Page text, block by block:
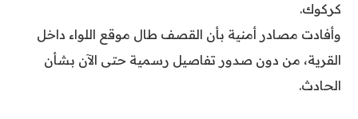
كركوك.
وأفادت مصادر أمنية بأن القصف طال موقع اللواء داخل
القرية، من دون صدور تفاصيل رسمية حتى الآن بشأن
الحادث.